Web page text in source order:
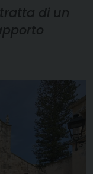
di un